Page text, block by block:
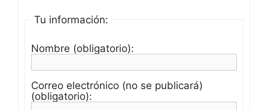
Tu información:
Nombre (obligatorio):
Correo electrónico (no se publicará)
(obligatorio):